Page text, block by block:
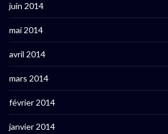
juin 2014
mai 2014
avril 2014
mars 2014
février 2014
janvier 2014